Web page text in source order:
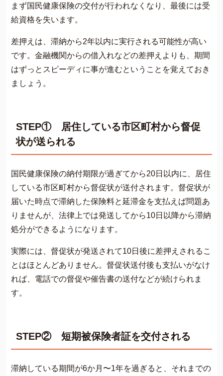
まず国民健康保険の交付が行われなくなり、最後には受
給資格を失います。
差押えは、滞納から2年以内に実行される可能性が高い
です。金融機関からの借入れなどの差押えよりも、期間
はずっとスピーディに事が進むということを覚えておき
ましょう。
STEP① 居住している市区町村から督促
状が送られる
国民健康保険の納付期限が過ぎてから20日以内に、居住
している市区町村から督促状が送付されます。督促状が
届いた時点で滞納した保険料と延滞金を支払えば問題あ
りませんが、法律上では発送してから10日以降から滞納
処分ができるようになります。
実際には、督促状が発送されて10日後に差押えされるこ
とはほとんどありません。督促状送付後も支払いがなけ
れば、電話での督促や催告書の送付などが続けられま
す。
STEP② 短期被保険者証を交付される
滞納している期間が6か月〜1年を過ぎると、それまでの